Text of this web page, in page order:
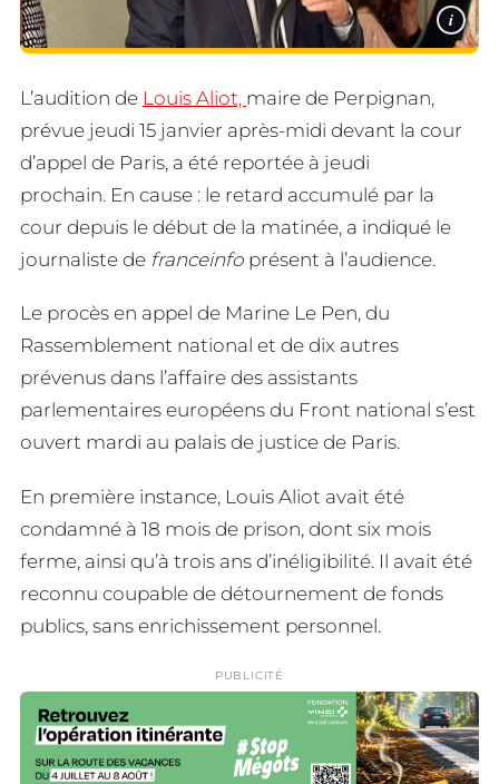
i
L’audition de Louis Aliot, maire de Perpignan,
prévue jeudi 15 janvier après-midi devant la cour
d’appel de Paris, a été reportée à jeudi
prochain. En cause : le retard accumulé par la
cour depuis le début de la matinée, a indiqué le
journaliste de franceinfo présent à l’audience.
Le procès en appel de Marine Le Pen, du
Rassemblement national et de dix autres
prévenus dans l’affaire des assistants
parlementaires européens du Front national s’est
ouvert mardi au palais de justice de Paris.
En première instance, Louis Aliot avait été
condamné à 18 mois de prison, dont six mois
ferme, ainsi qu’à trois ans d’inéligibilité. Il avait été
reconnu coupable de détournement de fonds
publics, sans enrichissement personnel.
PUBLICITÉ